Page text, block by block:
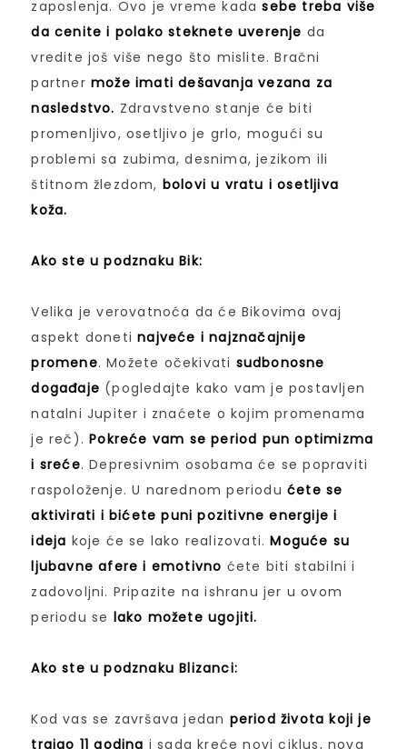
zaposlenja. Ovo je vreme kadasebe treba više
da cenite i polako steknete uverenje da
vredite još više nego što mislite. Bračni
partnermože imati dešavanja vezana za
nasledstvo. Zdravstveno stanje će biti
promenljivo, osetljivo je grlo, mogući su
problemi sa zubima, desnima, jezikom ili
štitnom žlezdom, bolovi u vratu i osetljiva
koža.
Ako ste u podznaku Bik:
Velika je verovatnoća da će Bikovima ovaj
aspekt donetinajveće i najznačajnije
promene. Možete očekivati sudbonosne
događaje (pogledajte kako vam je postavljen
natalni Jupiter i znaćete o kojim promenama
je reč).Pokreće vam se period pun optimizma
i sreće. Depresivnim osobama će se popraviti
raspoloženje. U narednom periodućete se
aktivirati i bićete puni pozitivne energije i
ideja koje će se lako realizovati. Moguće su
ljubavne afere i emotivno ćete biti stabilni i
zadovoljni. Pripazite na ishranu jer u ovom
periodu se lako možete ugojiti.
Ako ste u podznaku Blizanci:
Kod vas se završava jedan period života koji je
trajao 11 godina i sada kreće novi ciklus, nova